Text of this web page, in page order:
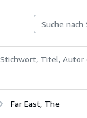
Bücher
Far East, The